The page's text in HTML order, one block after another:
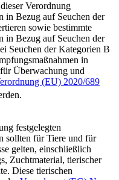
Verordnung
in Bezug auf Seuchen der
sowie bestimmte
in Bezug auf Seuchen der
Seuchen der Kategorien B
in
Überwachung und
(EU) 2020/689
festgelegten
sollten für Tiere und für
gelten, einschließlich
Zuchtmaterial, tierischer
Diese tierischen